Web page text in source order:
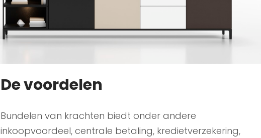
De voordelen
Bundelen van krachten biedt onder andere
inkoopvoordeel, centrale betaling, kredietverzekering,